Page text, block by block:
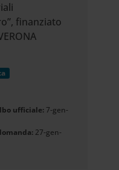
finanziato
ufficiale: 7-gen-
27-gen-